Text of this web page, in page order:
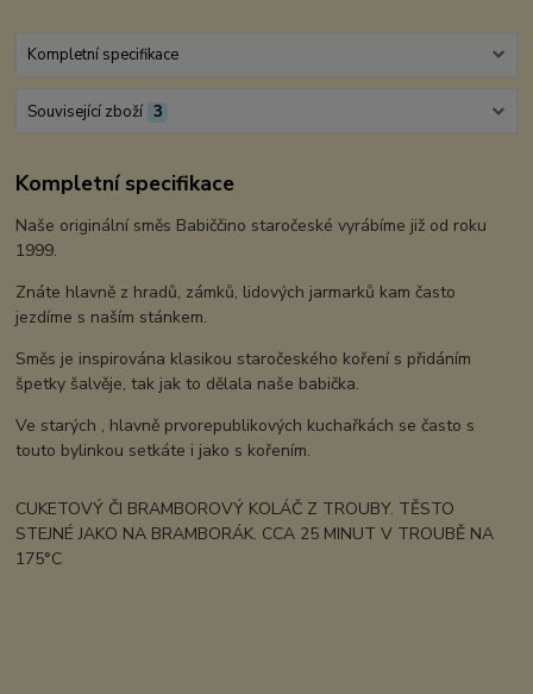
Kompletní specifikace
Související zboží 3
Kompletní specifikace
Naše originální směs Babiččino staročeské vyrábíme již od roku
1999.
Znáte hlavně z hradů, zámků, lidových jarmarků kam často
jezdíme s naším stánkem.
Směs je inspirována klasikou staročeského koření s přidáním
špetky šalvěje, tak jak to dělala naše babička.
Ve starých , hlavně prvorepublikových kuchařkách se často s
touto bylinkou setkáte i jako s kořením.
CUKETOVÝ ČI BRAMBOROVÝ KOLÁČ Z TROUBY. TĚSTO
STEJNÉ JAKO NA BRAMBORÁK. CCA 25 MINUT V TROUBĚ NA
175°C